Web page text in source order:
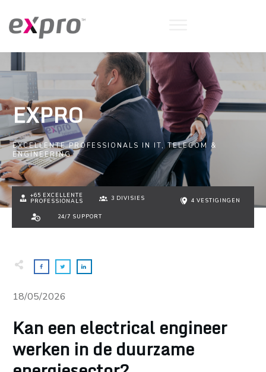
EXPRO
EXCELLENTE PROFESSIONALS IN IT, TELECOM &
ENGINEERING
+65 EXCELLENTE
PROFESSIONALS
3 DIVISIES 4 VESTIGINGEN
24/7 SUPPORT
18/05/2026
Kan een electrical engineer
werken in de duurzame